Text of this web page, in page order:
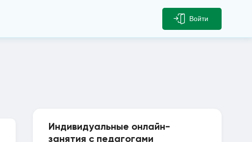
Войти
Индивидуальные онлайн-
занятия с педагогами